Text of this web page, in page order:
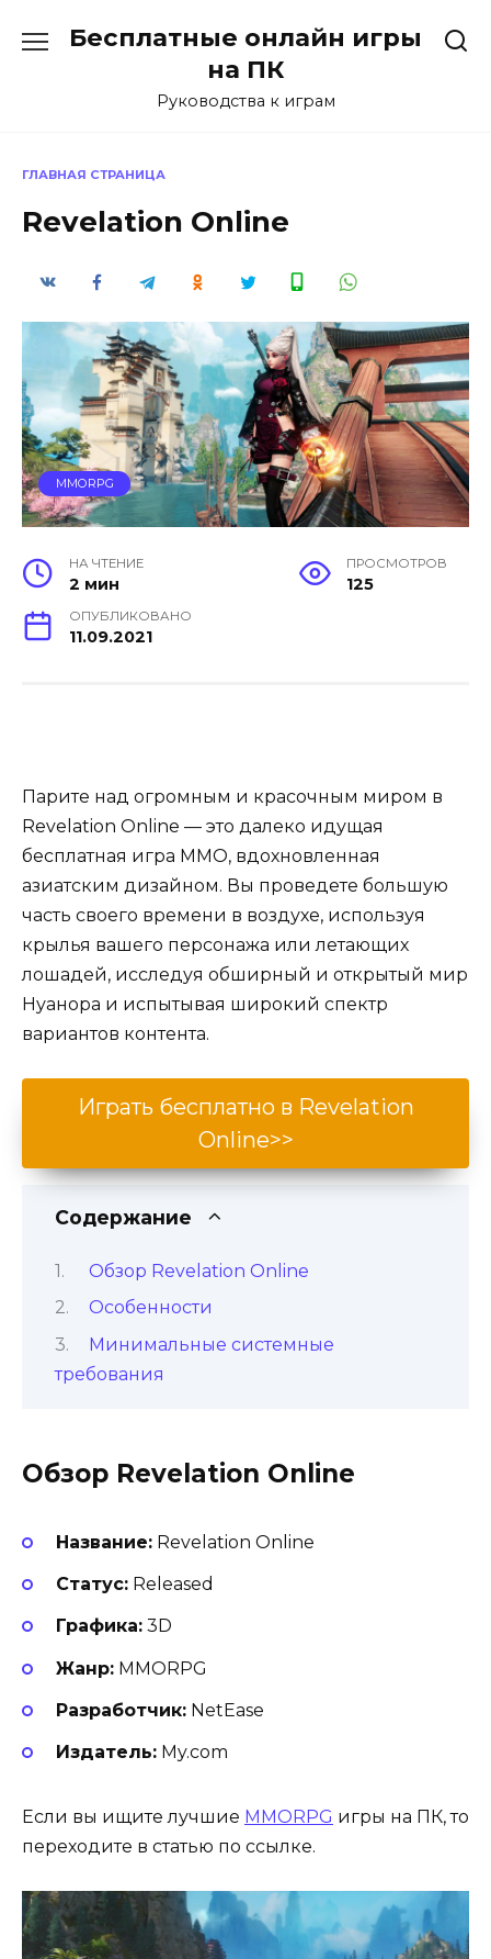
Бесплатные онлайн игры
на ПК
Руководства к играм
ГЛАВНАЯ СТРАНИЦА
Revelation Online
MMORPG
НА ЧТЕНИЕ
2 мин
ПРОСМОТРОВ
125
ОПУБЛИКОВАНО
11.09.2021
Парите над огромным и красочным миром в
Revelation Online — это далеко идущая
бесплатная игра MMO, вдохновленная
азиатским дизайном. Вы проведете большую
часть своего времени в воздухе, используя
крылья вашего персонажа или летающих
лошадей, исследуя обширный и открытый мир
Нуанора и испытывая широкий спектр
вариантов контента.
Играть бесплатно в Revelation
Online>>
Содержание
Обзор Revelation Online
Особенности
Минимальные системные
требования
Обзор Revelation Online
Название:Revelation Online
Статус:Released
Графика:3D
Жанр:MMORPG
Разработчик:NetEase
Издатель:My.com
Если вы ищите лучшие MMORPG игры на ПК, то
переходите в статью по ссылке.